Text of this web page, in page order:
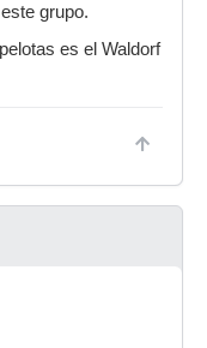
grupo.
es el Waldorf